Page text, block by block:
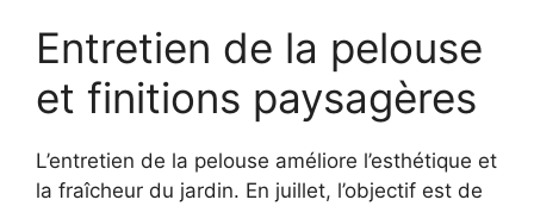
Entretien de la pelouse
et finitions paysagères
L’entretien de la pelouse améliore l’esthétique et
la fraîcheur du jardin. En juillet, l’objectif est de